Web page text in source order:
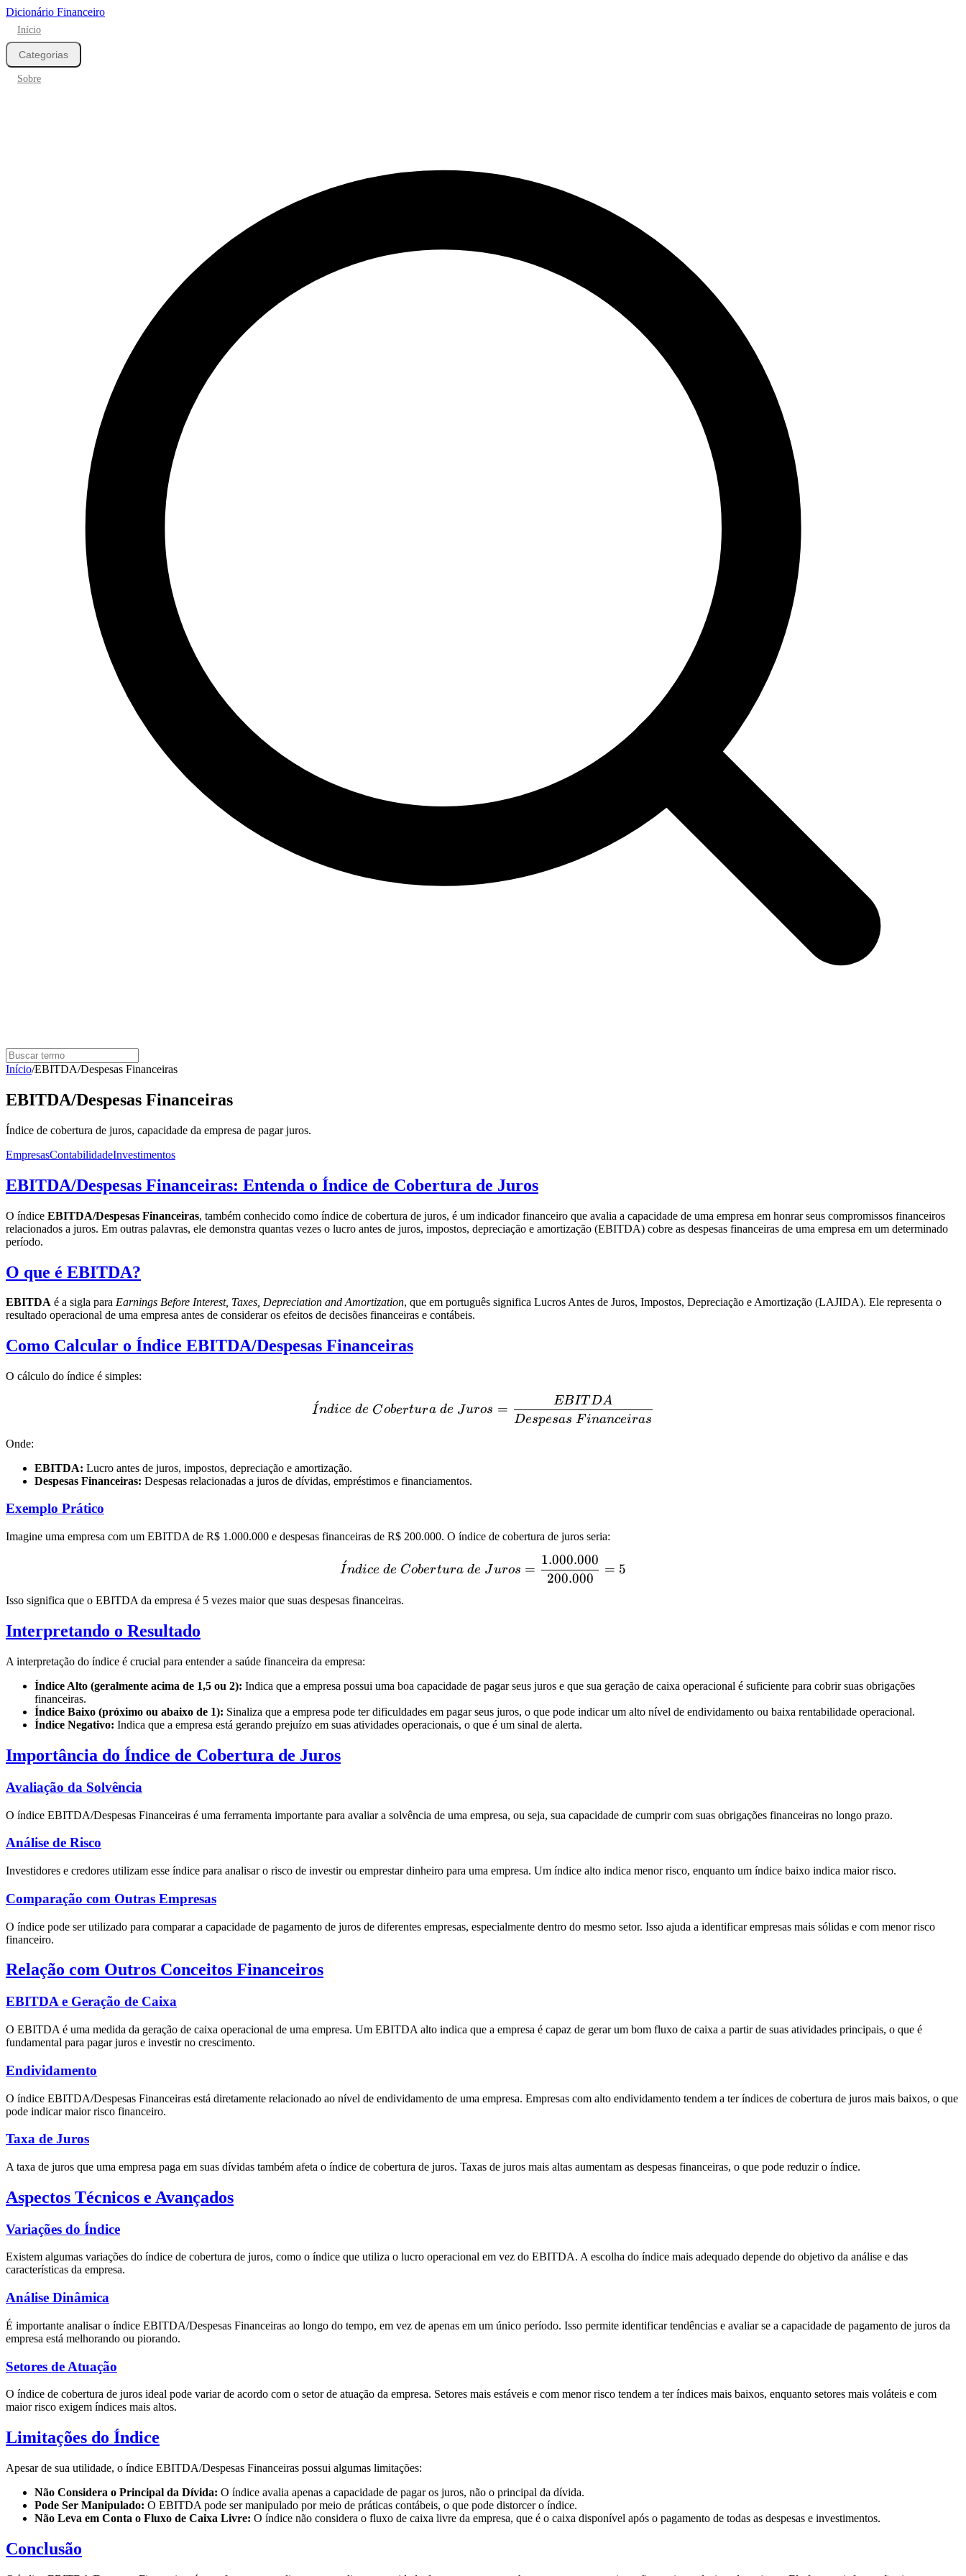
Dicionário Financeiro
Início
Categorias
Sobre
Início/EBITDA/Despesas Financeiras
EBITDA/Despesas Financeiras
Índice de cobertura de juros, capacidade da empresa de pagar juros.
EmpresasContabilidadeInvestimentos
EBITDA/Despesas Financeiras: Entenda o Índice de Cobertura de Juros
O índice EBITDA/Despesas Financeiras, também conhecido como índice de cobertura de juros, é um indicador financeiro que avalia a capacidade de uma empresa em honrar seus compromissos financeiros
relacionados a juros. Em outras palavras, ele demonstra quantas vezes o lucro antes de juros, impostos, depreciação e amortização (EBITDA) cobre as despesas financeiras de uma empresa em um determinado
período.
O que é EBITDA?
EBITDA é a sigla para Earnings Before Interest, Taxes, Depreciation and Amortization, que em português significa Lucros Antes de Juros, Impostos, Depreciação e Amortização (LAJIDA). Ele representa o
resultado operacional de uma empresa antes de considerar os efeitos de decisões financeiras e contábeis.
Como Calcular o Índice EBITDA/Despesas Financeiras
O cálculo do índice é simples:
Índice \ de \ Cobertura \ de \ Juros = \frac{EBITDA}{Despesas \ Financeiras}
Iˊndice de Cobertura de Juros =
Despesas Financeiras
EBITDA
Onde:
EBITDA: Lucro antes de juros, impostos, depreciação e amortização.
Despesas Financeiras: Despesas relacionadas a juros de dívidas, empréstimos e financiamentos.
Exemplo Prático
Imagine uma empresa com um EBITDA de R$ 1.000.000 e despesas financeiras de R$ 200.000. O índice de cobertura de juros seria:
Índice \ de \ Cobertura \ de \ Juros = \frac{1.000.000}{200.000} = 5
Iˊndice de Cobertura de Juros =
200.000
1.000.000
= 5
Isso significa que o EBITDA da empresa é 5 vezes maior que suas despesas financeiras.
Interpretando o Resultado
A interpretação do índice é crucial para entender a saúde financeira da empresa:
Índice Alto (geralmente acima de 1,5 ou 2): Indica que a empresa possui uma boa capacidade de pagar seus juros e que sua geração de caixa operacional é suficiente para cobrir suas obrigações
financeiras.
Índice Baixo (próximo ou abaixo de 1): Sinaliza que a empresa pode ter dificuldades em pagar seus juros, o que pode indicar um alto nível de endividamento ou baixa rentabilidade operacional.
Índice Negativo: Indica que a empresa está gerando prejuízo em suas atividades operacionais, o que é um sinal de alerta.
Importância do Índice de Cobertura de Juros
Avaliação da Solvência
O índice EBITDA/Despesas Financeiras é uma ferramenta importante para avaliar a solvência de uma empresa, ou seja, sua capacidade de cumprir com suas obrigações financeiras no longo prazo.
Análise de Risco
Investidores e credores utilizam esse índice para analisar o risco de investir ou emprestar dinheiro para uma empresa. Um índice alto indica menor risco, enquanto um índice baixo indica maior risco.
Comparação com Outras Empresas
O índice pode ser utilizado para comparar a capacidade de pagamento de juros de diferentes empresas, especialmente dentro do mesmo setor. Isso ajuda a identificar empresas mais sólidas e com menor risco
financeiro.
Relação com Outros Conceitos Financeiros
EBITDA e Geração de Caixa
O EBITDA é uma medida da geração de caixa operacional de uma empresa. Um EBITDA alto indica que a empresa é capaz de gerar um bom fluxo de caixa a partir de suas atividades principais, o que é
fundamental para pagar juros e investir no crescimento.
Endividamento
O índice EBITDA/Despesas Financeiras está diretamente relacionado ao nível de endividamento de uma empresa. Empresas com alto endividamento tendem a ter índices de cobertura de juros mais baixos, o que
pode indicar maior risco financeiro.
Taxa de Juros
A taxa de juros que uma empresa paga em suas dívidas também afeta o índice de cobertura de juros. Taxas de juros mais altas aumentam as despesas financeiras, o que pode reduzir o índice.
Aspectos Técnicos e Avançados
Variações do Índice
Existem algumas variações do índice de cobertura de juros, como o índice que utiliza o lucro operacional em vez do EBITDA. A escolha do índice mais adequado depende do objetivo da análise e das
características da empresa.
Análise Dinâmica
É importante analisar o índice EBITDA/Despesas Financeiras ao longo do tempo, em vez de apenas em um único período. Isso permite identificar tendências e avaliar se a capacidade de pagamento de juros da
empresa está melhorando ou piorando.
Setores de Atuação
O índice de cobertura de juros ideal pode variar de acordo com o setor de atuação da empresa. Setores mais estáveis e com menor risco tendem a ter índices mais baixos, enquanto setores mais voláteis e com
maior risco exigem índices mais altos.
Limitações do Índice
Apesar de sua utilidade, o índice EBITDA/Despesas Financeiras possui algumas limitações:
Não Considera o Principal da Dívida: O índice avalia apenas a capacidade de pagar os juros, não o principal da dívida.
Pode Ser Manipulado: O EBITDA pode ser manipulado por meio de práticas contábeis, o que pode distorcer o índice.
Não Leva em Conta o Fluxo de Caixa Livre: O índice não considera o fluxo de caixa livre da empresa, que é o caixa disponível após o pagamento de todas as despesas e investimentos.
Conclusão